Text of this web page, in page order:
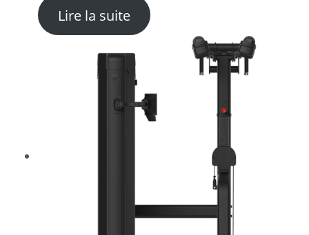
Lire la suite: Presse à Cuisses et Hack